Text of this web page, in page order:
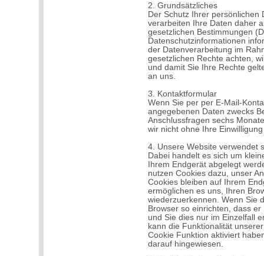
2. Grundsätzliches
Der Schutz Ihrer persönlichen
verarbeiten Ihre Daten daher
gesetzlichen Bestimmungen
Datenschutzinformationen
der Datenverarbeitung im
gesetzlichen Rechte achten,
und damit Sie Ihre Rechte
an uns.
3. Kontaktformular
Wenn Sie per per E-Mail-
angegebenen Daten zwecks
Anschlussfragen sechs
wir nicht ohne Ihre
4. Unsere Website verwendet
Dabei handelt es sich um
Ihrem Endgerät abgelegt
nutzen Cookies dazu, unser
Cookies bleiben auf Ihrem
ermöglichen es uns, Ihren
wiederzuerkennen. Wenn Sie
Browser so einrichten, dass
und Sie dies nur im Einzelfall
kann die Funktionalität
Cookie Funktion aktiviert
darauf hingewiesen.